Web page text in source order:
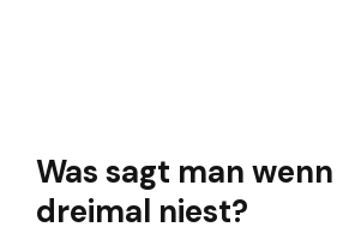
Was sagt man
dreimal niest?